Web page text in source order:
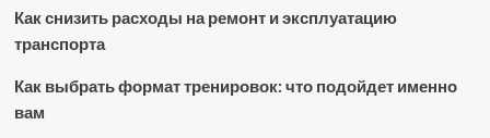
Как снизить расходы на ремонт и эксплуатацию
транспорта
Как выбрать формат тренировок: что подойдет именно
вам